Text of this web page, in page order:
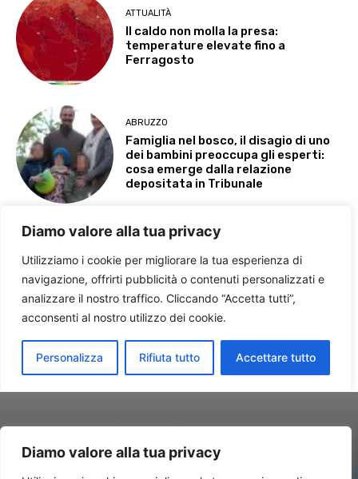
Diamo valore alla tua privacy